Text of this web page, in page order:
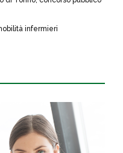
infermieri